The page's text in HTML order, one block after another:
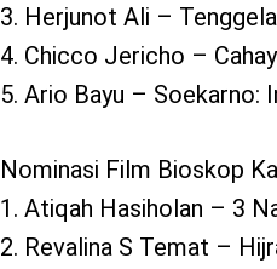
3. Herjunot Ali –
4. Chicco Jericho –
5. Ario Bayu – Soekarno:
Nominasi Film Bioskop
1. Atiqah Hasiholan – 3
2. Revalina S Temat –